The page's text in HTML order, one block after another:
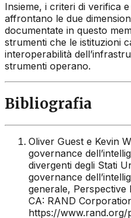
Insieme, i criteri di verifica
affrontano le due
documentate in questo
strumenti che le istituzioni
interoperabilità
strumenti operano.
Bibliografia
Oliver Guest e Kevin
governance
divergenti degli Stati
governance
generale, Perspective
CA: RAND
https://www.rand.org/